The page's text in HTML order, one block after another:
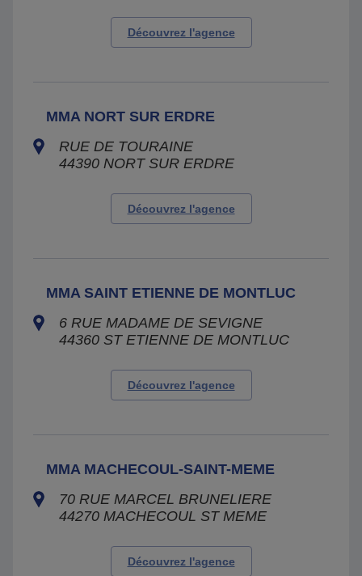
Découvrez l'agence
MMA NORT SUR ERDRE
RUE DE TOURAINE
44390 NORT SUR ERDRE
Découvrez l'agence
MMA SAINT ETIENNE DE MONTLUC
6 RUE MADAME DE SEVIGNE
44360 ST ETIENNE DE MONTLUC
Découvrez l'agence
MMA MACHECOUL-SAINT-MEME
70 RUE MARCEL BRUNELIERE
44270 MACHECOUL ST MEME
Découvrez l'agence